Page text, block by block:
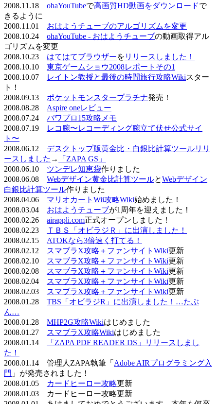
2008.11.18 ohaYouTubeで高画質HD動画をダウンロードで
きるように
2008.11.01 おはようチューブのアルゴリズムを変更
2008.10.24 ohaYouTube - おはようチューブの動画取得アル
ゴリズムを変更
2008.10.23 はてはてブラウザーを リリースしました！
2008.10.10 東京ゲームショウ2008レポートその1
2008.10.07
レイトン教授と最後の時間旅行攻略Wikiスター
ト！
2008.09.13 ポケットモンスタープラチナ発売！
2008.08.28 Aspire oneレビュー
2008.07.24 パワプロ15攻略メモ
2008.07.19
レコ腕〜レコーディング腕立て伏せ公式サイ
ト〜
2008.06.12 デスクトップ版黄金比・白銀比計算ツールリリ
ースしました →
「ZAPA GS」
2008.06.10 ツンデレ知恵袋作りました
2008.06.08 Webデザイン黄金比計算ツールとWebデザイン
白銀比計算ツール作りました
2008.04.06 マリオカートWii攻略Wiki始めました！
2008.03.04 おはようチューブが1周年を迎えました！
2008.02.26 airappli.com正式オープンしました！
2008.02.23
ＴＢＳ「オビラジＲ」に出演しました！
2008.02.15 ATOKなら3倍速く打てる！
2008.02.12
スマブラX攻略＋ファンサイトWiki更新
2008.02.10
スマブラX攻略＋ファンサイトWiki更新
2008.02.08
スマブラX攻略＋ファンサイトWiki更新
2008.02.04
スマブラX攻略＋ファンサイトWiki更新
2008.02.03
スマブラX攻略＋ファンサイトWiki更新
2008.01.28 TBS「オビラジR」に出演しました！…たぶ
ん…
2008.01.28 MHP2G攻略Wikiはじめました
2008.01.27
スマブラX攻略Wikiはじめました
2008.01.14
「ZAPA PDF READER DS」リリースしまし
た！
2008.01.14 管理人ZAPA執筆「 Adobe AIRプログラミング入
門 」が発売されました！
2008.01.05
カードヒーロー攻略更新
2008.01.03 カードヒーロー攻略更新